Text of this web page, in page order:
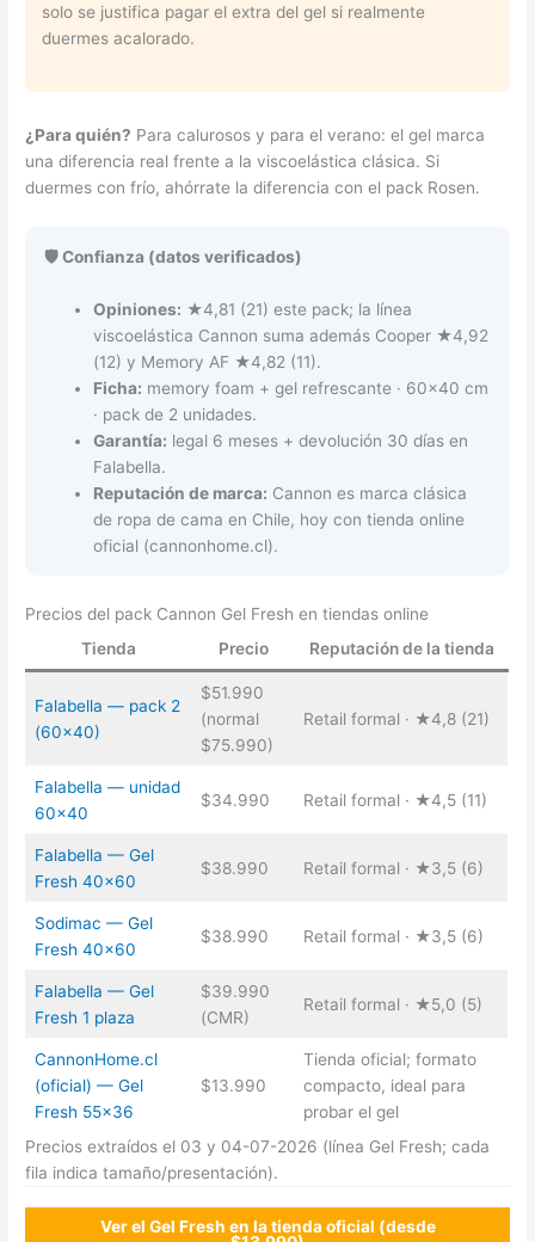
solo se justifica pagar el extra del gel si realmente
duermes acalorado.
¿Para quién? Para calurosos y para el verano: el gel marca
una diferencia real frente a la viscoelástica clásica. Si
duermes con frío, ahórrate la diferencia con el pack Rosen.
🛡️ Confianza (datos verificados)
Opiniones: ★4,81 (21) este pack; la línea
viscoelástica Cannon suma además Cooper ★4,92
(12) y Memory AF ★4,82 (11).
Ficha: memory foam + gel refrescante · 60×40 cm
· pack de 2 unidades.
Garantía: legal 6 meses + devolución 30 días en
Falabella.
Reputación de marca: Cannon es marca clásica
de ropa de cama en Chile, hoy con tienda online
oficial (cannonhome.cl).
Precios del pack Cannon Gel Fresh en tiendas online
Tienda
Precio Reputación de la tienda
Falabella — pack 2
(60×40)
$51.990
(normal
$75.990)
Retail formal · ★4,8 (21)
Falabella — unidad
60×40
$34.990 Retail formal · ★4,5 (11)
Falabella — Gel
Fresh 40×60
$38.990 Retail formal · ★3,5 (6)
Sodimac — Gel
Fresh 40×60
$38.990 Retail formal · ★3,5 (6)
Falabella — Gel
Fresh 1 plaza
$39.990
(CMR)
Retail formal · ★5,0 (5)
CannonHome.cl
(oficial) — Gel
Fresh 55×36
$13.990
Tienda oficial; formato
compacto, ideal para
probar el gel
Precios extraídos el 03 y 04-07-2026 (línea Gel Fresh; cada
fila indica tamaño/presentación).
Ver el Gel Fresh en la tienda oficial (desde